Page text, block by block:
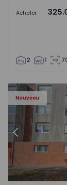
Acheter
2 1
Nouveau
- 16
Appartement
Précédent